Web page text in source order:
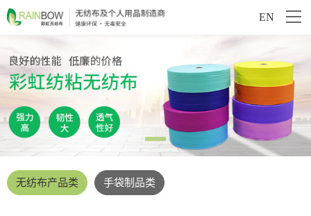
EN
无纺布产品类 手袋制品类